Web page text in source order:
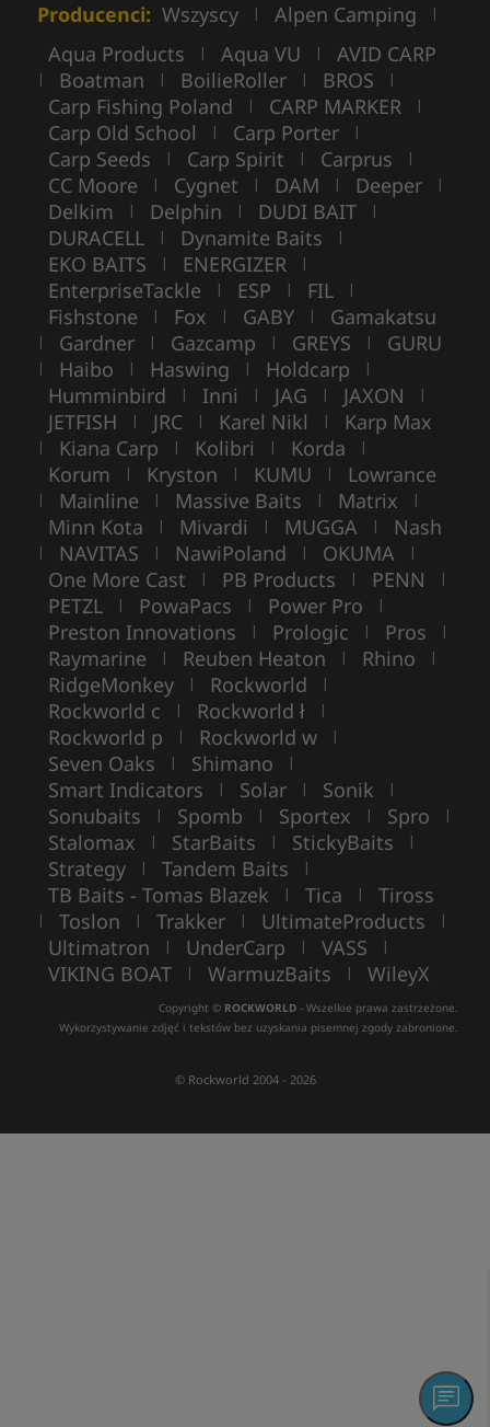
Producenci: Wszyscy | Alpen Camping |
Aqua Products | Aqua VU | AVID CARP
| Boatman | BoilieRoller | BROS |
Carp Fishing Poland | CARP MARKER |
Carp Old School | Carp Porter |
Carp Seeds | Carp Spirit | Carprus |
CC Moore | Cygnet | DAM | Deeper |
Delkim | Delphin | DUDI BAIT |
DURACELL | Dynamite Baits |
EKO BAITS | ENERGIZER |
EnterpriseTackle | ESP | FIL |
Fishstone | Fox | GABY | Gamakatsu
| Gardner | Gazcamp | GREYS | GURU
| Haibo | Haswing | Holdcarp |
Humminbird | Inni | JAG | JAXON |
JETFISH | JRC | Karel Nikl | Karp Max
| Kiana Carp | Kolibri | Korda |
Korum | Kryston | KUMU | Lowrance
| Mainline | Massive Baits | Matrix |
Minn Kota | Mivardi | MUGGA | Nash
| NAVITAS | NawiPoland | OKUMA |
One More Cast | PB Products | PENN |
PETZL | PowaPacs | Power Pro |
Preston Innovations | Prologic | Pros |
Raymarine | Reuben Heaton | Rhino |
RidgeMonkey | Rockworld |
Rockworld c | Rockworld ł |
Rockworld p | Rockworld w |
Seven Oaks | Shimano |
Smart Indicators | Solar | Sonik |
Sonubaits | Spomb | Sportex | Spro |
Stalomax | StarBaits | StickyBaits |
Strategy | Tandem Baits |
TB Baits - Tomas Blazek | Tica | Tiross
| Toslon | Trakker | UltimateProducts |
Ultimatron | UnderCarp | VASS |
VIKING BOAT | WarmuzBaits | WileyX
Copyright © ROCKWORLD - Wszelkie prawa zastrzeżone.
Wykorzystywanie zdjęć i tekstów bez uzyskania pisemnej zgody zabronione.
© Rockworld 2004 - 2026